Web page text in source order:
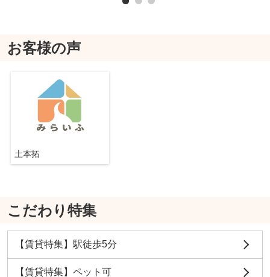
お客様の声
土本拓
こだわり特集
【賃貸特集】駅徒歩5分
【賃貸特集】ペット可